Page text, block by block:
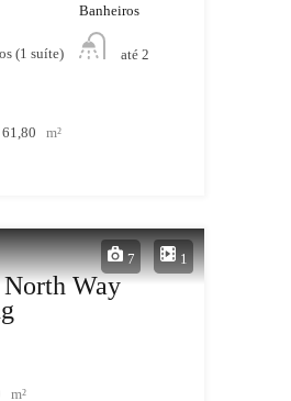
(1 suíte)
Banheiros
até 2
m²
7 1
Way
m²